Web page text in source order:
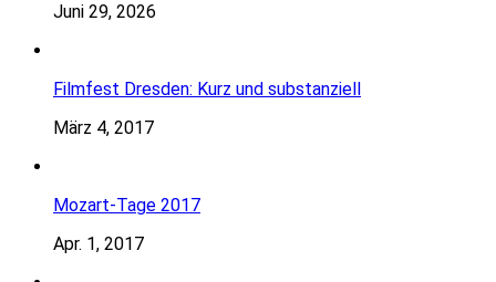
Juni 29, 2026
Filmfest Dresden: Kurz und substanziell
März 4, 2017
Mozart-Tage 2017
Apr. 1, 2017